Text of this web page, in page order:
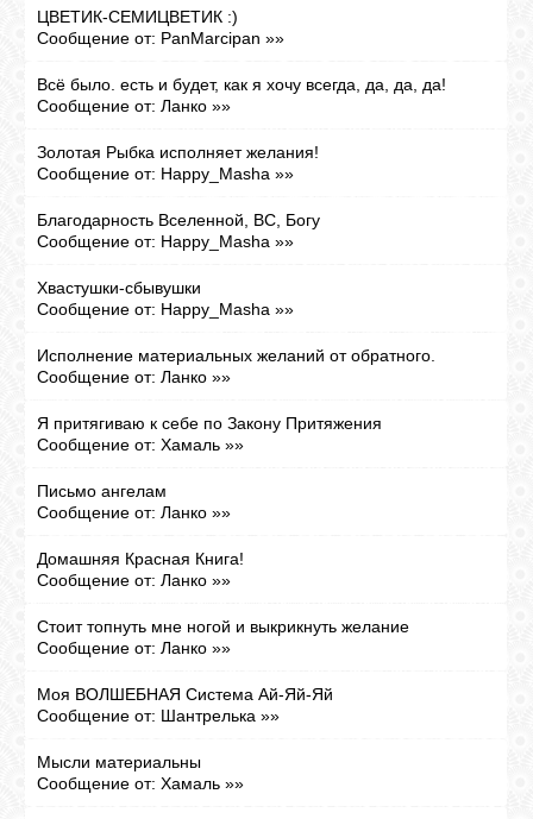
УСПЕХ
ВК
GOOGLE+
TWITTER
FACEBOOK
ЦВЕТИК-СЕМИЦВЕТИК :)
Сообщение от: PanMarcipan »»
Всё было. есть и будет, как я хочу всегда, да, да, да!
Сообщение от: Ланко »»
Золотая Рыбка исполняет желания!
Сообщение от: Happy_Masha »»
Благодарность Вселенной, ВС, Богу
Сообщение от: Happy_Masha »»
Хвастушки-сбывушки
Сообщение от: Happy_Masha »»
Исполнение материальных желаний от обратного.
Сообщение от: Ланко »»
Я притягиваю к себе по Закону Притяжения
Сообщение от: Хамаль »»
Письмо ангелам
Сообщение от: Ланко »»
Домашняя Красная Книга!
Сообщение от: Ланко »»
Стоит топнуть мне ногой и выкрикнуть желание
Сообщение от: Ланко »»
Моя ВОЛШЕБНАЯ Система Ай-Яй-Яй
Сообщение от: Шантрелька »»
Мысли материальны
Сообщение от: Хамаль »»